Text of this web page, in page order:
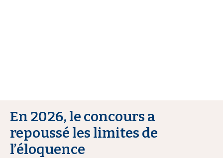
En 2026, le concours a
repoussé les limites de
l’éloquence